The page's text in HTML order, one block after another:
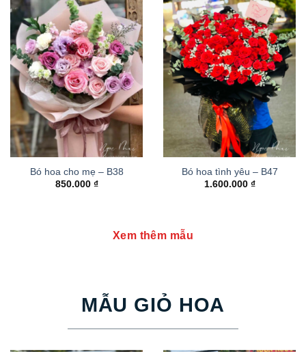
Bó hoa cho mẹ – B38
850.000 ₫
Bó hoa tình yêu – B47
1.600.000 ₫
Xem thêm mẫu
MẪU GIỎ HOA